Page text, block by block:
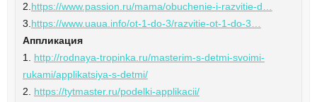
2. https://www.passion.ru/mama/obuchenie-i-razvitie-d…
3. https://www.uaua.info/ot-1-do-3/razvitie-ot-1-do-3…
Аппликация
1. http://rodnaya-tropinka.ru/masterim-s-detmi-svoimi-
rukami/applikatsiya-s-detmi/
2. https://tytmaster.ru/podelki-applikacii/